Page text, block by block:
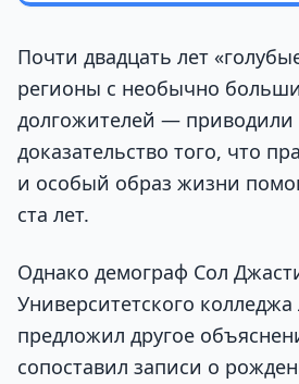
Почти двадцать лет
регионы с необычно
долгожителей — приводили
доказательство того, что
и особый образ жизни
ста лет.
Однако демограф Сол
Университетского
предложил другое
сопоставил записи о